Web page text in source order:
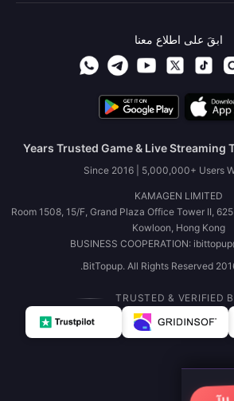
ابقَ على اطلاع معنا
Since 2016 | 5,000,000+ Users
KAMAGEN LIMITED
Room 1508, 15/F, Grand Plaza Office Tower II,
Kowloon, Hong Kong
BUSINESS COOPERATION:
TRUSTED & VERIFIED